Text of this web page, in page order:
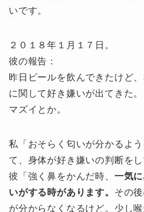
いです。
２０１８年１月１７日。
彼の報告：
昨日ビールを飲んできたけど
に関して好き嫌いが出てきた
マズイとか。
私「おそらく匂いが分かるよ
て、身体が好き嫌いの判断をし
彼「強く鼻をかんだ時、 一気
いがする時があります。 その
が分からなくなるけど。少し